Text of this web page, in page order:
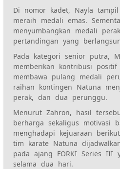
Di nomor kadet, Nayla
meraih medali emas.
menyumbangkan medali
pertandingan yang
Pada kategori senior putra,
memberikan kontribusi
membawa pulang medali
raihan kontingen Natuna
perak, dan dua perunggu.
Menurut Zahron, hasil
berharga sekaligus motivasi
menghadapi kejuaraan
tim karate Natuna
pada ajang FORKI Series III
selama dua hari.